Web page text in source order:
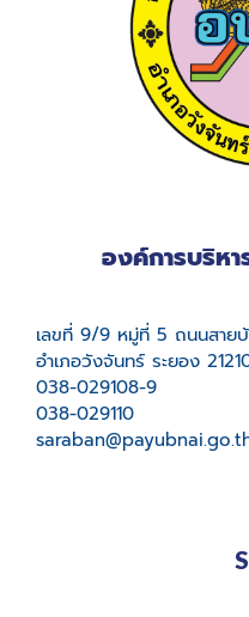
องค์การบริห
เลขที่ 9/9 หมู่ที่ 5 ถนนสาย
อำเภอวังจันทร์ ระยอง
038-029108-9
038-029110